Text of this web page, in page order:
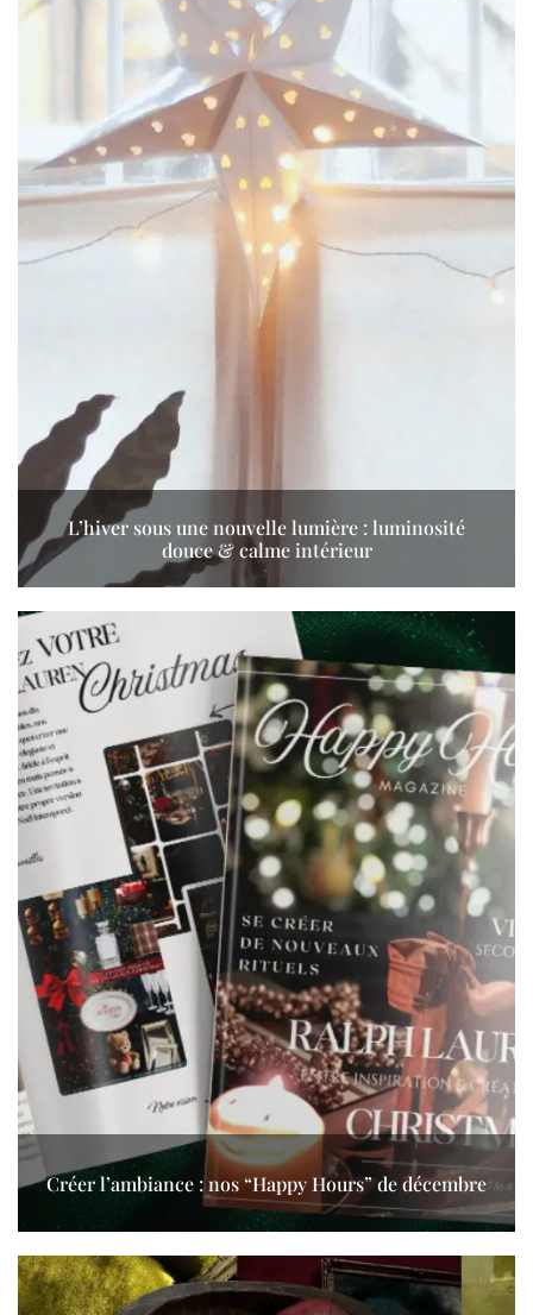
L’hiver sous une nouvelle lumière : luminosité
douce & calme intérieur
Créer l’ambiance : nos “Happy Hours” de décembre